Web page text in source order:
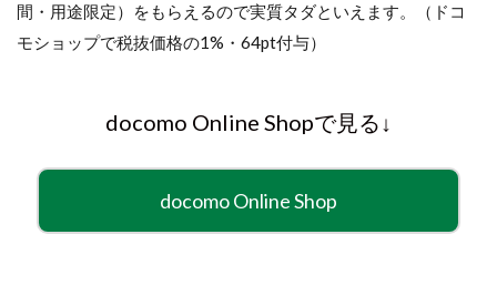
間・用途限定）をもらえるので実質タダといえます。（ドコ
モショップで税抜価格の1%・64pt付与）
docomo Online Shopで見る↓
docomo Online Shop